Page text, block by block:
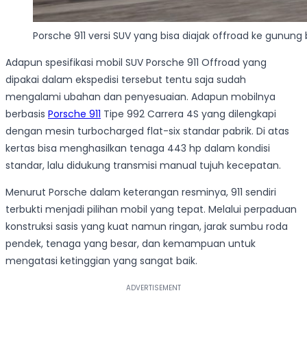
Porsche 911 versi SUV yang bisa diajak offroad ke gunung
Adapun spesifikasi mobil SUV Porsche 911 Offroad yang
dipakai dalam ekspedisi tersebut tentu saja sudah
mengalami ubahan dan penyesuaian. Adapun mobilnya
berbasis Porsche 911 Tipe 992 Carrera 4S yang dilengkapi
dengan mesin turbocharged flat-six standar pabrik. Di atas
kertas bisa menghasilkan tenaga 443 hp dalam kondisi
standar, lalu didukung transmisi manual tujuh kecepatan.
Menurut Porsche dalam keterangan resminya, 911 sendiri
terbukti menjadi pilihan mobil yang tepat. Melalui perpaduan
konstruksi sasis yang kuat namun ringan, jarak sumbu roda
pendek, tenaga yang besar, dan kemampuan untuk
mengatasi ketinggian yang sangat baik.